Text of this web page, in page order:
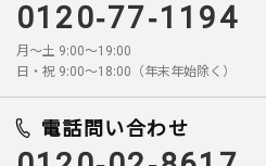
0120-77-1194
月～土 9:00～19:00
日・祝 9:00～18:00（年末年始除く）
電話問い合わせ